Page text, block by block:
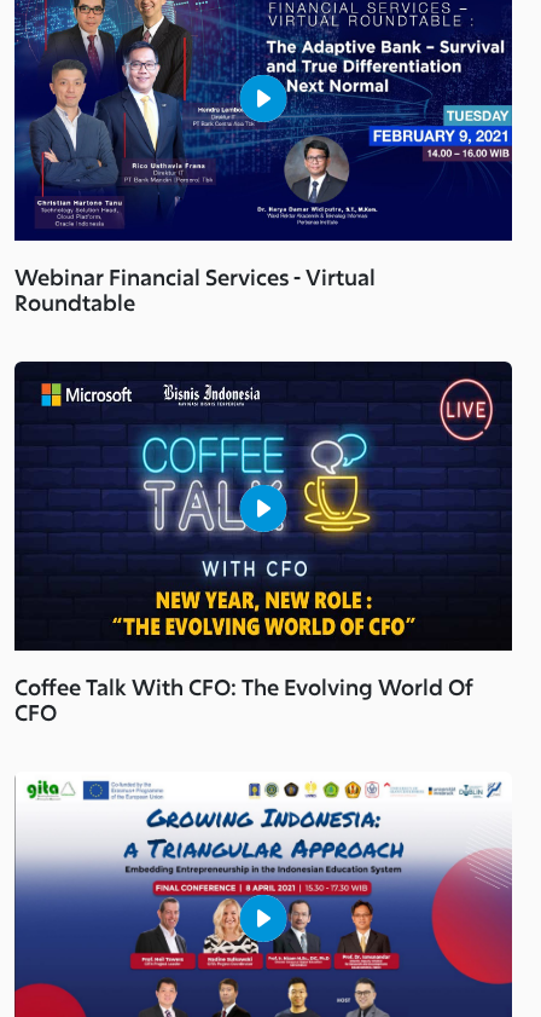
Webinar Financial Services - Virtual
Roundtable
Coffee Talk With CFO: The Evolving World Of
CFO